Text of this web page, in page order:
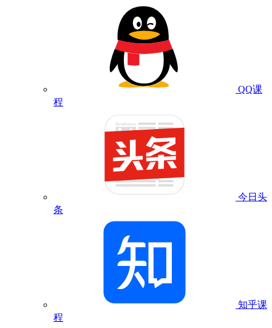
QQ课
程
今日头
条
知乎课
程